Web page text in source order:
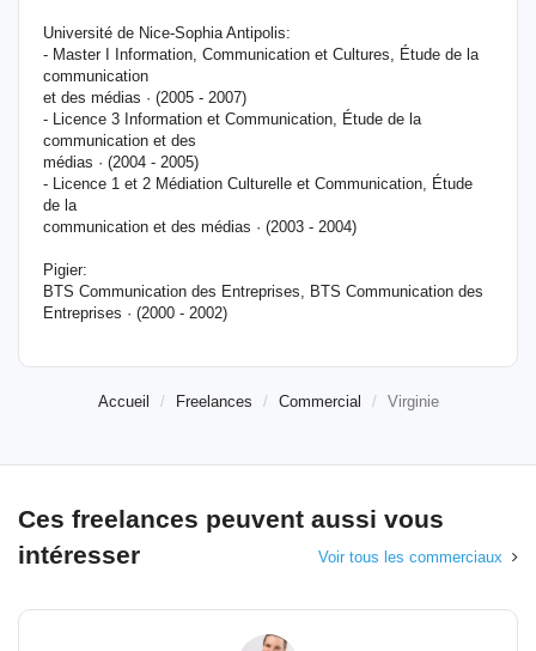
Université de Nice-Sophia Antipolis:
- Master I Information, Communication et Cultures, Étude de la
communication
et des médias · (2005 - 2007)
- Licence 3 Information et Communication, Étude de la
communication et des
médias · (2004 - 2005)
- Licence 1 et 2 Médiation Culturelle et Communication, Étude
de la
communication et des médias · (2003 - 2004)
Pigier:
BTS Communication des Entreprises, BTS Communication des
Entreprises · (2000 - 2002)
Accueil Freelances Commercial Virginie
Ces freelances peuvent aussi vous
intéresser
Voir tous les commerciaux